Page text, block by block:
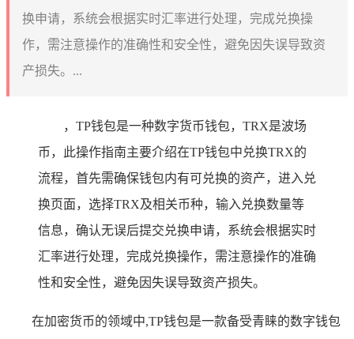
换申请，系统会根据实时汇率进行处理，完成兑换操
作，需注意操作的准确性和安全性，避免因失误导致资
产损失。...
，TP钱包是一种数字货币钱包，TRX是波场
币，此操作指南主要介绍在TP钱包中兑换TRX的
流程，首先需确保钱包内有可兑换的资产，进入兑
换页面，选择TRX及相关币种，输入兑换数量等
信息，确认无误后提交兑换申请，系统会根据实时
汇率进行处理，完成兑换操作，需注意操作的准确
性和安全性，避免因失误导致资产损失。
在加密货币的领域中,TP钱包是一款备受青睐的数字钱包